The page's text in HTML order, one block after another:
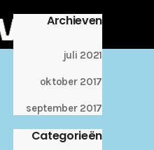
Archieven
juli 2021
oktober 2017
september 2017
Categorieën